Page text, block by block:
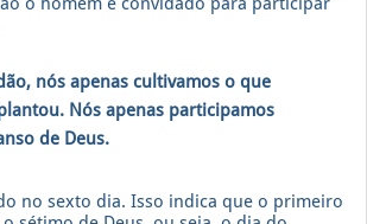
nós apenas cultivamos o que
Nós apenas participamos
de Deus.
no sexto dia. Isso indica que o primeiro